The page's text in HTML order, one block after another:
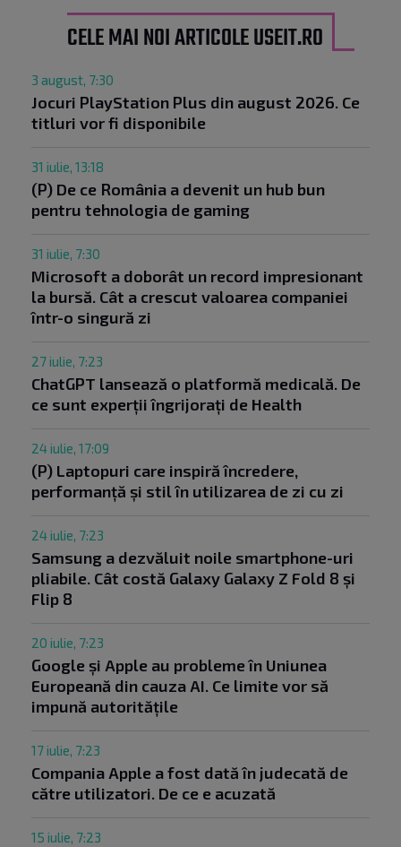
CELE MAI NOI ARTICOLE USEIT.RO
3 august, 7:30
Jocuri PlayStation Plus din august 2026. Ce
titluri vor fi disponibile
31 iulie, 13:18
(P) De ce România a devenit un hub bun
pentru tehnologia de gaming
31 iulie, 7:30
Microsoft a doborât un record impresionant
la bursă. Cât a crescut valoarea companiei
într-o singură zi
27 iulie, 7:23
ChatGPT lansează o platformă medicală. De
ce sunt experții îngrijorați de Health
24 iulie, 17:09
(P) Laptopuri care inspiră încredere,
performanță și stil în utilizarea de zi cu zi
24 iulie, 7:23
Samsung a dezvăluit noile smartphone-uri
pliabile. Cât costă Galaxy Galaxy Z Fold 8 și
Flip 8
20 iulie, 7:23
Google și Apple au probleme în Uniunea
Europeană din cauza AI. Ce limite vor să
impună autoritățile
17 iulie, 7:23
Compania Apple a fost dată în judecată de
către utilizatori. De ce e acuzată
15 iulie, 7:23